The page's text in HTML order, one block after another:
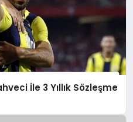
İle 3 Yıllık Sözleşme